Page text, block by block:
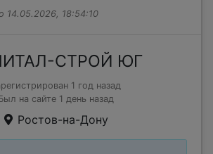
14.05.2026, 18:54:10
СТРОЙ ЮГ
1 год назад
на сайте 1 день назад
Ростов-на-Дону